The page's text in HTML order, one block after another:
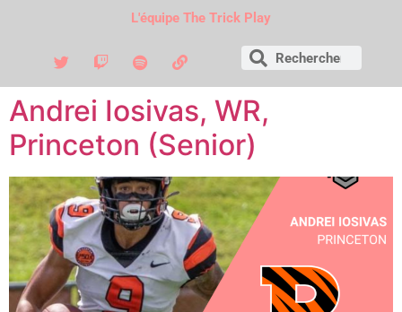
L'équipe The Trick Play
Andrei Iosivas, WR,
Princeton (Senior)